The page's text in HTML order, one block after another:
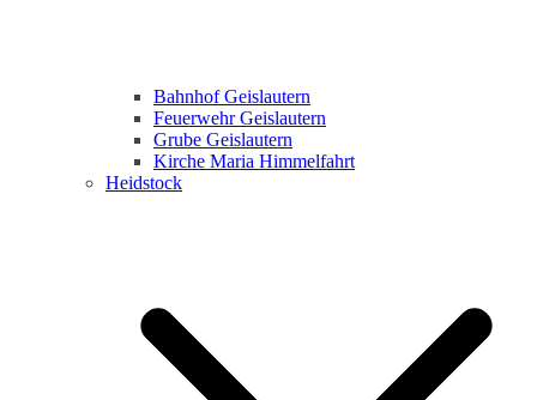
Bahnhof Geislautern
Feuerwehr Geislautern
Grube Geislautern
Kirche Maria Himmelfahrt
Heidstock